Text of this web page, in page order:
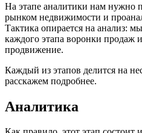
На этапе аналитики нам нужно
рынком недвижимости и
Тактика опирается на анализ:
каждого этапа воронки продаж
продвижение.
Каждый из этапов делится на
расскажем подробнее.
Аналитика